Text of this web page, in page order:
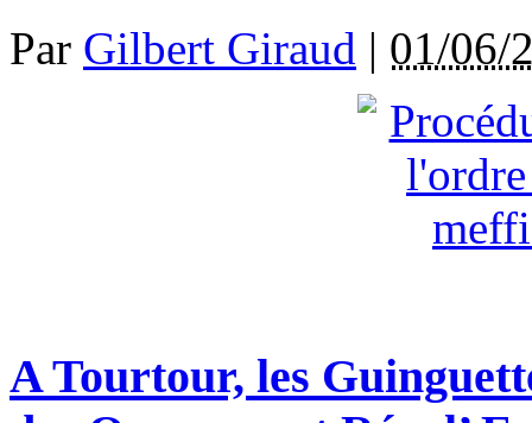
Par Gilbert Giraud | 01/06/
A Tourtour, les